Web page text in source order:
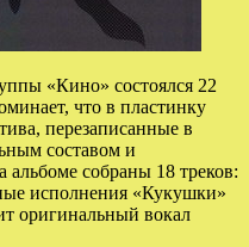
«Кино» состоялся 22
что в пластинку
перезаписанные в
составом и
собраны 18 треков:
исполнения «Кукушки»
оригинальный вокал